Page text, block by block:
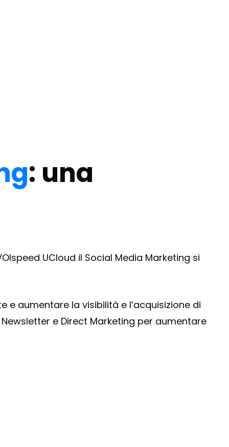
: una
UCloud il Social Media Marketing si
aumentare la visibilità e l’acquisizione di
e Direct Marketing per aumentare